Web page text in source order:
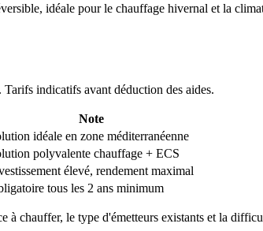
idéale pour le chauffage hivernal et la
indicatifs avant déduction des aides.
Note
idéale en zone méditerranéenne
polyvalente chauffage + ECS
élevé, rendement maximal
tous les 2 ans minimum
à chauffer, le type d'émetteurs existants et la